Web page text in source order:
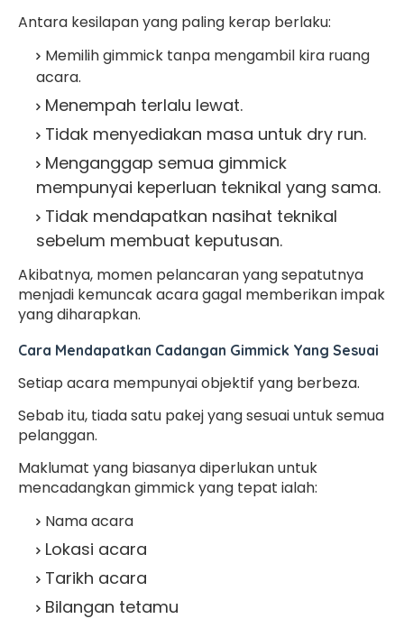
Antara kesilapan yang paling kerap berlaku:
Memilih gimmick tanpa mengambil kira ruang
acara.
Menempah terlalu lewat.
Tidak menyediakan masa untuk dry run.
Menganggap semua gimmick
mempunyai keperluan teknikal yang sama.
Tidak mendapatkan nasihat teknikal
sebelum membuat keputusan.
Akibatnya, momen pelancaran yang sepatutnya
menjadi kemuncak acara gagal memberikan impak
yang diharapkan.
Cara Mendapatkan Cadangan Gimmick Yang Sesuai
Setiap acara mempunyai objektif yang berbeza.
Sebab itu, tiada satu pakej yang sesuai untuk semua
pelanggan.
Maklumat yang biasanya diperlukan untuk
mencadangkan gimmick yang tepat ialah:
Nama acara
Lokasi acara
Tarikh acara
Bilangan tetamu